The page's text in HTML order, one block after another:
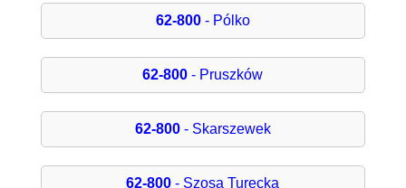
62-800- Pólko
62-800 - Pruszków
62-800- Skarszewek
62-800 - Szosa Turecka